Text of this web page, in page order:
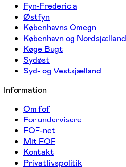
Fyn-Fredericia
Østfyn
Københavns Omegn
København og Nordsjælland
Køge Bugt
Sydøst
Syd- og Vestsjælland
Information
Om fof
For undervisere
FOF-net
Mit FOF
Kontakt
Privatlivspolitik